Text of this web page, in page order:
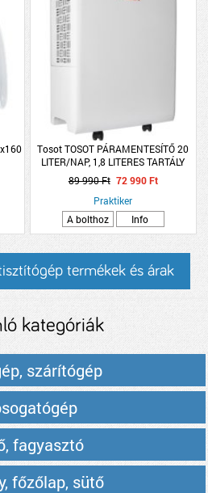
Tosot TOSOT PÁRAMENTESÍTŐ 20
LITER/NAP, 1,8 LITERES TARTÁLY
89 990 Ft 72 990 Ft
Praktiker
A bolthoz
Info
termékek és árak
kategóriák
szárítógép
fagyasztó
főzőlap, sütő